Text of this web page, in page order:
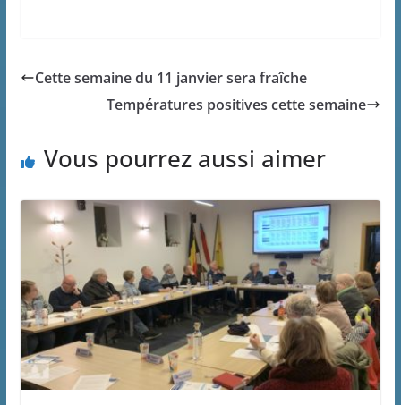
Cette semaine du 11 janvier sera fraîche
Températures positives cette semaine
Vous pourrez aussi aimer